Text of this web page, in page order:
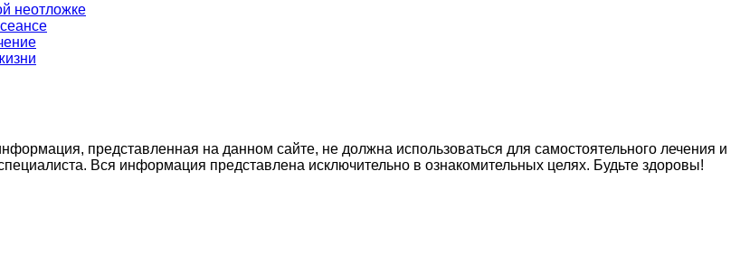
неотложке
представленная на данном сайте, не должна использоваться для самостоятельного лечения и
Вся информация представлена исключительно в ознакомительных целях. Будьте здоровы!